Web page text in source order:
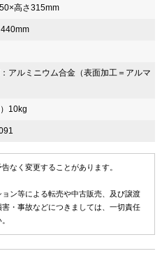
高さ315mm
アルミニウム合金（表面加工＝アルマ
10kg
なく変更することがあります。
ン等による転売や中古販売、及び譲渡
・事故などにつきましては、一切責任